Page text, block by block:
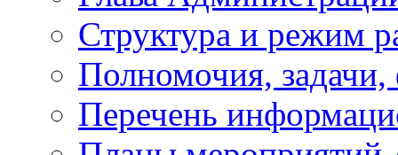
Структура и режим
Полномочия,
Перечень